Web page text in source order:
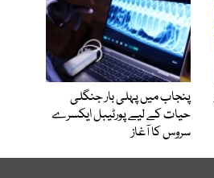
پنجاب میں پہلی بار جنگلی
حیات کے لیے پورٹیبل ایکسرے
سروس کا آغاز